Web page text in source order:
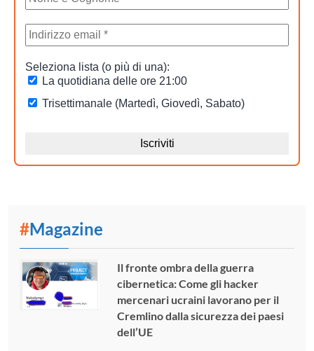
#Magazine
Il fronte ombra della guerra
cibernetica: Come gli hacker
mercenari ucraini lavorano per il
Cremlino dalla sicurezza dei paesi
dell’UE